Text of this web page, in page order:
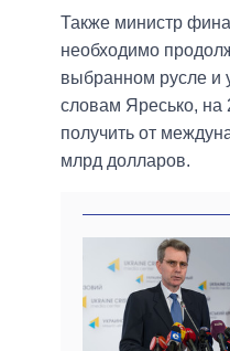
Также министр
необходимо
выбранном русле и
словам Яресько, на
получить от
млрд долларов.